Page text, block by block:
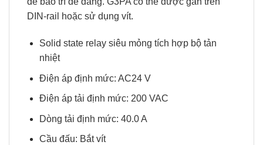
DIN-rail hoặc sử dụng vít.
Solid state relay siêu mỏng tích hợp bộ tản
nhiệt
Điện áp định mức: AC24 V
Điện áp tải định mức: 200 VAC
Dòng tải định mức: 40.0 A
Cầu đấu: Bắt vít